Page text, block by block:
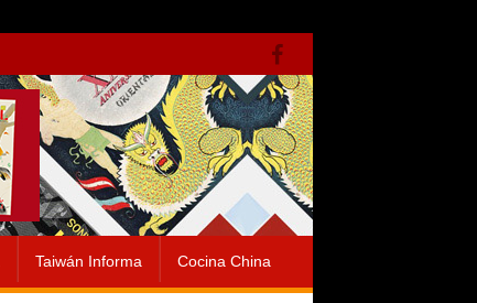
Taiwán Informa Cocina China